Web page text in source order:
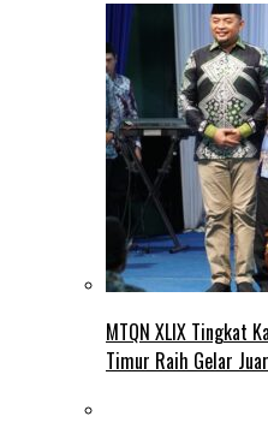
MTQN XLIX Tingkat
Timur Raih Gelar